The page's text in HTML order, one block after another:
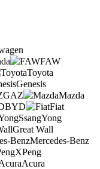
FAW
Toyota
Genesis
GAZ
Mazda
BYD
Fiat
SsangYong
Great Wall
Mercedes-Benz
XPeng
Acura